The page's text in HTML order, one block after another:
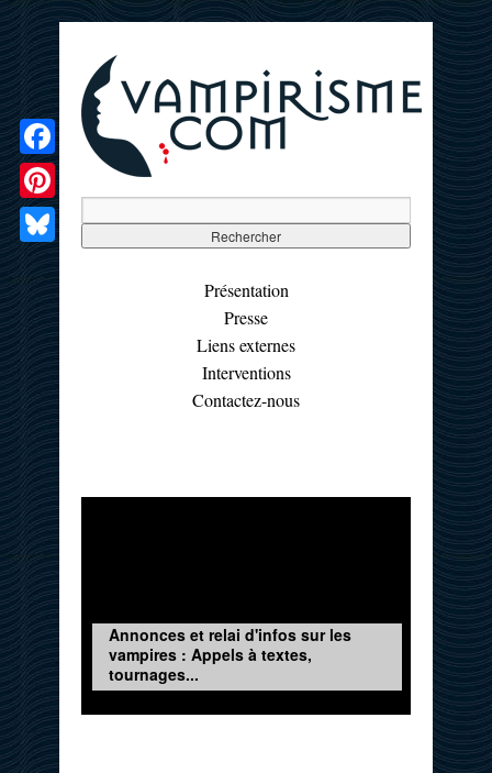
Présentation
Presse
Liens externes
Interventions
Contactez-nous
Annonces et relai d'infos sur les
vampires : Appels à textes,
tournages...
Facebook
Pinterest
Bluesky